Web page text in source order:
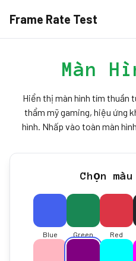
Frame Rate Test
Màn
Hiển thị màn hình tím thuần
thẩm mỹ gaming, hiệu ứng
hình. Nhấp vào toàn màn
Chọn
Blue Green Red